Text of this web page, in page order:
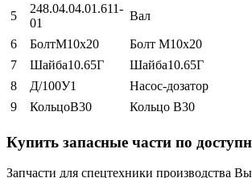
5
248.04.04.01.611-
01
Вал
6 БолтМ10х20
Болт М10х20
7
Шайба10.65Г
Шайба10.65Г
8
Д/100У1
Насос-дозатор
9
КольцоВ30 Кольцо В30
Купить запасные части по
Запчасти для спецтехники производства Вы